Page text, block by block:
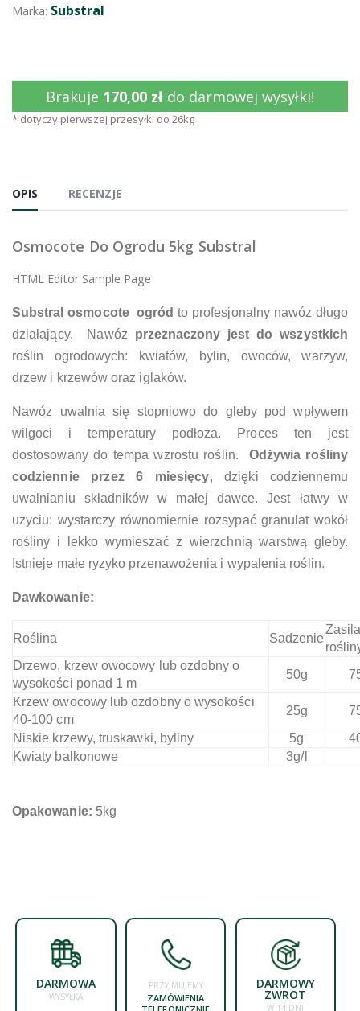
Marka: Substral
Brakuje 170,00 zł do darmowej wysyłki!
* dotyczy pierwszej przesyłki do 26kg
OPIS RECENZJE
Osmocote Do Ogrodu 5kg Substral
HTML Editor Sample Page
Substral osmocote ogród to profesjonalny nawóz długo
działający. Nawóz przeznaczony jest do wszystkich
roślin ogrodowych: kwiatów, bylin, owoców, warzyw,
drzew i krzewów oraz iglaków.
Nawóz uwalnia się stopniowo do gleby pod wpływem
wilgoci i temperatury podłoża. Proces ten jest
dostosowany do tempa wzrostu roślin. Odżywia rośliny
codziennie przez 6 miesięcy, dzięki codziennemu
uwalnianiu składników w małej dawce. Jest łatwy w
użyciu: wystarczy równomiernie rozsypać granulat wokół
rośliny i lekko wymieszać z wierzchnią warstwą gleby.
Istnieje małe ryzyko przenawożenia i wypalenia roślin.
Dawkowanie:
Roślina Sadzenie
Drzewo, krzew owocowy lub ozdobny o
wysokości ponad 1 m
50g
Krzew owocowy lub ozdobny o wysokości
40-100 cm
25g
Niskie krzewy, truskawki, byliny
5g
Kwiaty balkonowe
3g/l
Opakowanie: 5kg
DARMOWA
WYSYŁKA
PRZYJMUJEMY
ZAMÓWIENIA
DARMOWY
ZWROT
W 14 DNI